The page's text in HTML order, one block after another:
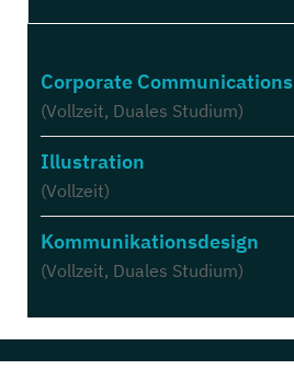
Corporate Communications
(Vollzeit, Duales Studium)
Illustration
(Vollzeit)
Kommunikationsdesign
(Vollzeit, Duales Studium)